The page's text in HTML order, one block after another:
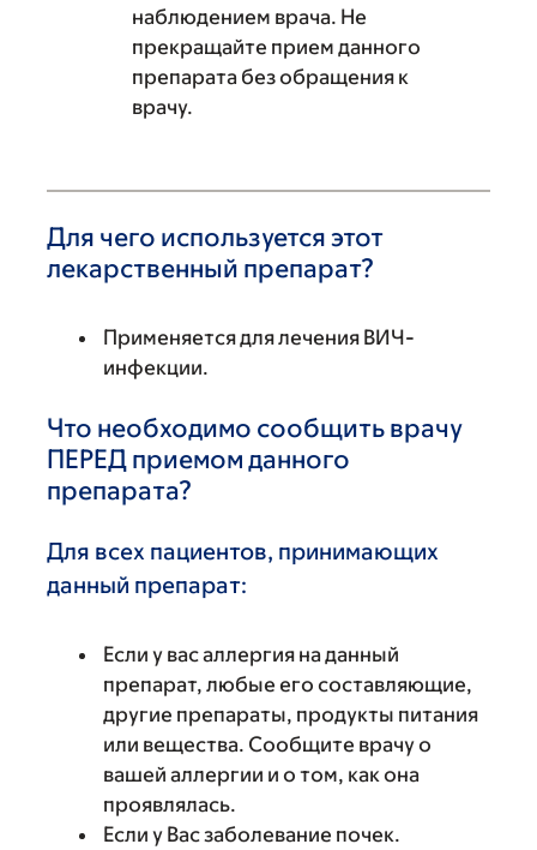
наблюдением врача. Не
прекращайте прием данного
препарата без обращения к
врачу.
Для чего используется этот
лекарственный препарат?
Применяется для лечения ВИЧ-
инфекции.
Что необходимо сообщить врачу
ПЕРЕД приемом данного
препарата?
Для всех пациентов, принимающих
данный препарат:
Если у вас аллергия на данный
препарат, любые его составляющие,
другие препараты, продукты питания
или вещества. Сообщите врачу о
вашей аллергии и о том, как она
проявлялась.
Если у Вас заболевание почек.